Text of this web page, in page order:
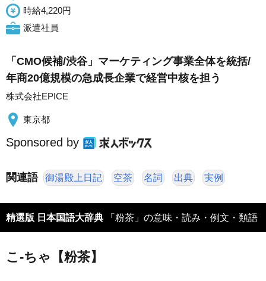
時給4,220円
派遣社員
「CMO候補/渋谷」マーケティング事業全体を統括/
年商20億規模の急成長企業で経営中核を担う
株式会社EPICE
東京都
Sponsored by
関連語 御湯殿上日記 空茶 名詞 出典 実例
精選版 日本国語大辞典 「粉茶」の意味・読み・例文・類語
こ‐ちゃ【粉茶】